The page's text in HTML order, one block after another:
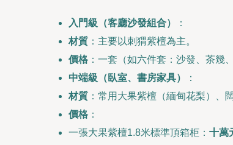
入門級（客廳沙發組合）
：
材質 ：主要以刺猬紫檀為主。
價格 ：一套（如六件套：沙發、茶幾
中端級（臥室、書房家具）
：
材質 ：常用大果紫檀（緬甸花梨）、
價格 ：
一張大果紫檀1.8米標準頂箱柜： 十萬